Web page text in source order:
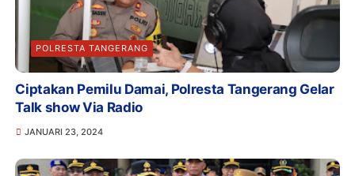
POLRESTA TANGERANG
Ciptakan Pemilu Damai, Polresta Tangerang Gelar
Talk show Via Radio
JANUARI 23, 2024